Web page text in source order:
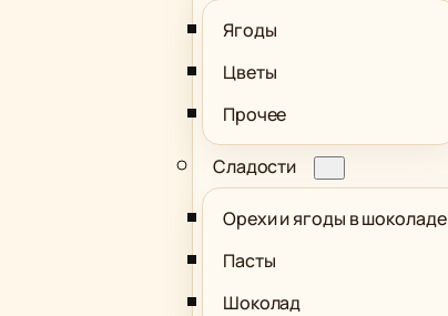
Ягоды
Цветы
Прочее
Сладости
Орехи и ягоды в шоколаде
Пасты
Шоколад